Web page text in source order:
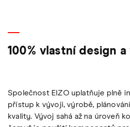
100% vlastní design a
Společnost EIZO uplatňuje plně
přístup k vývoji, výrobě,
kvality. Vývoj sahá až na úroveň